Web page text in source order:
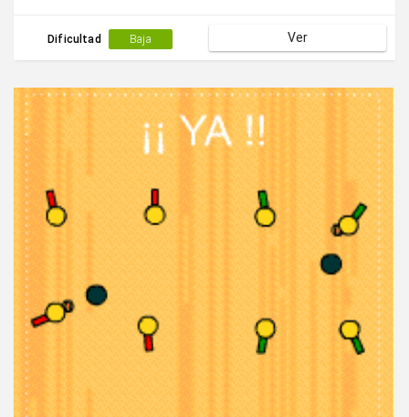
Dificultad Baja Ver